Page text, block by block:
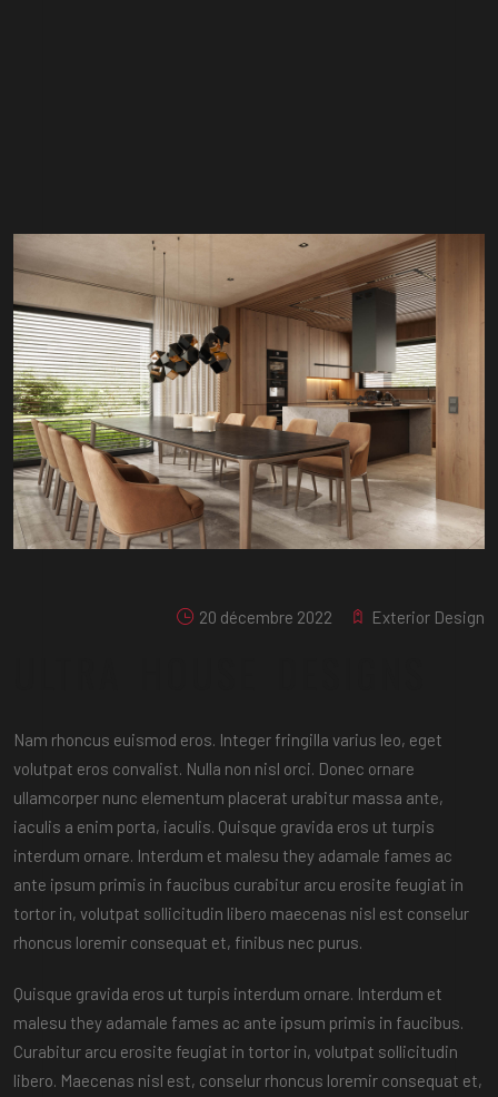
20 décembre 2022 Exterior Design
Nam rhoncus euismod eros. Integer fringilla varius leo, eget
volutpat eros convalist. Nulla non nisl orci. Donec ornare
ullamcorper nunc elementum placerat urabitur massa ante,
iaculis a enim porta, iaculis. Quisque gravida eros ut turpis
interdum ornare. Interdum et malesu they adamale fames ac
ante ipsum primis in faucibus curabitur arcu erosite feugiat in
tortor in, volutpat sollicitudin libero maecenas nisl est conselur
rhoncus loremir consequat et, finibus nec purus.
Quisque gravida eros ut turpis interdum ornare. Interdum et
malesu they adamale fames ac ante ipsum primis in faucibus.
Curabitur arcu erosite feugiat in tortor in, volutpat sollicitudin
libero. Maecenas nisl est, conselur rhoncus loremir consequat et,